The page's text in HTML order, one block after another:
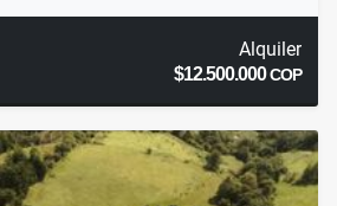
Alquiler
$12.500.000COP